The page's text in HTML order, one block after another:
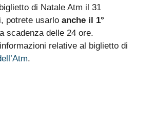
di Natale Atm il 31
potrete usarlo anche il 1°
scadenza delle 24 ore.
relative al biglietto di
.